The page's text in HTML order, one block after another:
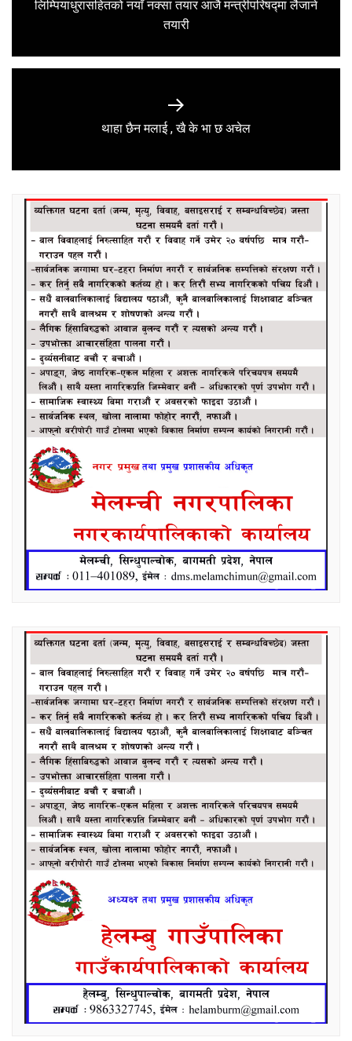
Previous
post:
लिम्पियाधुरासहितको नयाँ नक्सा तयार आजै मन्त्रीपरिषद्मा लैजाने
तयारी
Next
थाहा छैन मलाई , खै के भा छ अचेल